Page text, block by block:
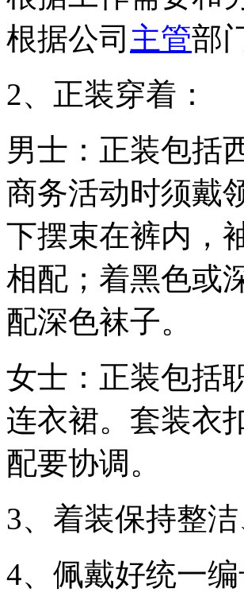
根据公司 主管部
2、正装穿着：
男士：正装包括
商务活动时须戴
下摆束在裤内，
相配；着黑色或
配深色袜子。
女士：正装包括
连衣裙。套装衣
配要协调。
3、着装保持整
4、佩戴好统一